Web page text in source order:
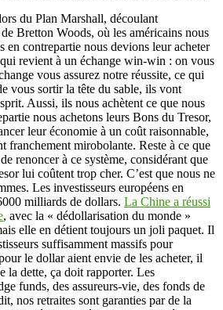
du Plan Marshall, découlant
Bretton Woods, où les américains nous
en contrepartie nous devions leur acheter
revient à un échange win-win : on vous
vous assurez notre réussite, ce qui
vous sortir la tête du sable, ils vont
Aussi, ils nous achètent ce que nous
nous achetons leurs Bons du Tresor,
leur économie à un coût raisonnable,
franchement mirobolante. Reste à ce que
renoncer à ce système, considérant que
lui coûtent trop cher. C’est que nous ne
Les investisseurs européens en
milliards de dollars. La Chine a réussi
, avec la « dédollarisation du monde »
elle en détient toujours un joli paquet. Il
suffisamment massifs pour
le dollar aient envie de les acheter, il
la dette, ça doit rapporter. Les
funds, des assureurs-vie, des fonds de
nos retraites sont garanties par de la